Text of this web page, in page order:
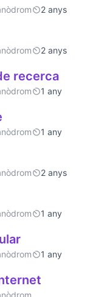
2 anys
2 anys
recerca
1 any
1 any
2 anys
1 any
1 any